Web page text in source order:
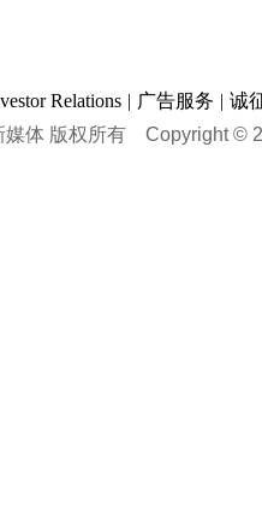
Relations | 广告服务 | 诚
媒体 版权所有 Copyright ©